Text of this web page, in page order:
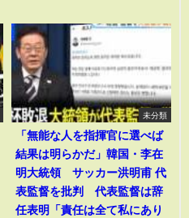
未分類
「無能な人を指揮官に選べば
結果は明らかだ」韓国・李在
明大統領 サッカー洪明甫 代
表監督を批判 代表監督は辞
任表明「責任は全て私にあり